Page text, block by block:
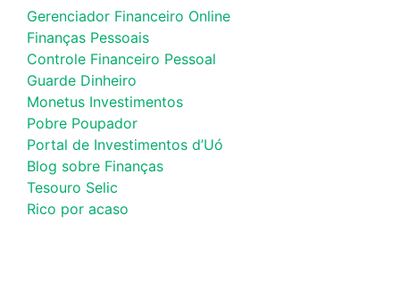
Gerenciador Financeiro Online
Finanças Pessoais
Controle Financeiro Pessoal
Guarde Dinheiro
Monetus Investimentos
Pobre Poupador
Portal de Investimentos d’Uó
Blog sobre Finanças
Tesouro Selic
Rico por acaso